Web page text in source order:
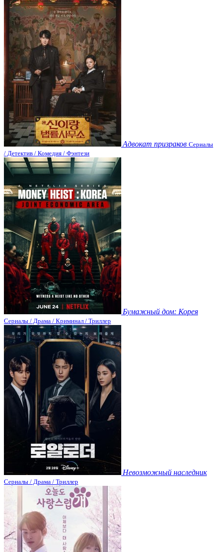
Адвокат призраков Сериалы
/ Детектив / Комедия / Фэнтези
Бумажный дом: Корея
Сериалы / Драма / Криминал / Триллер
Невозможный наследник
Сериалы / Драма / Триллер